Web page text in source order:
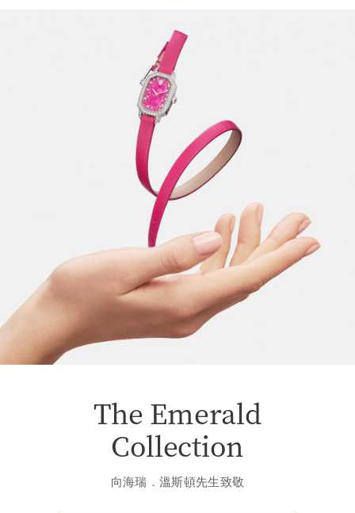
The Emerald
Collection
向海瑞．溫斯頓先生致敬